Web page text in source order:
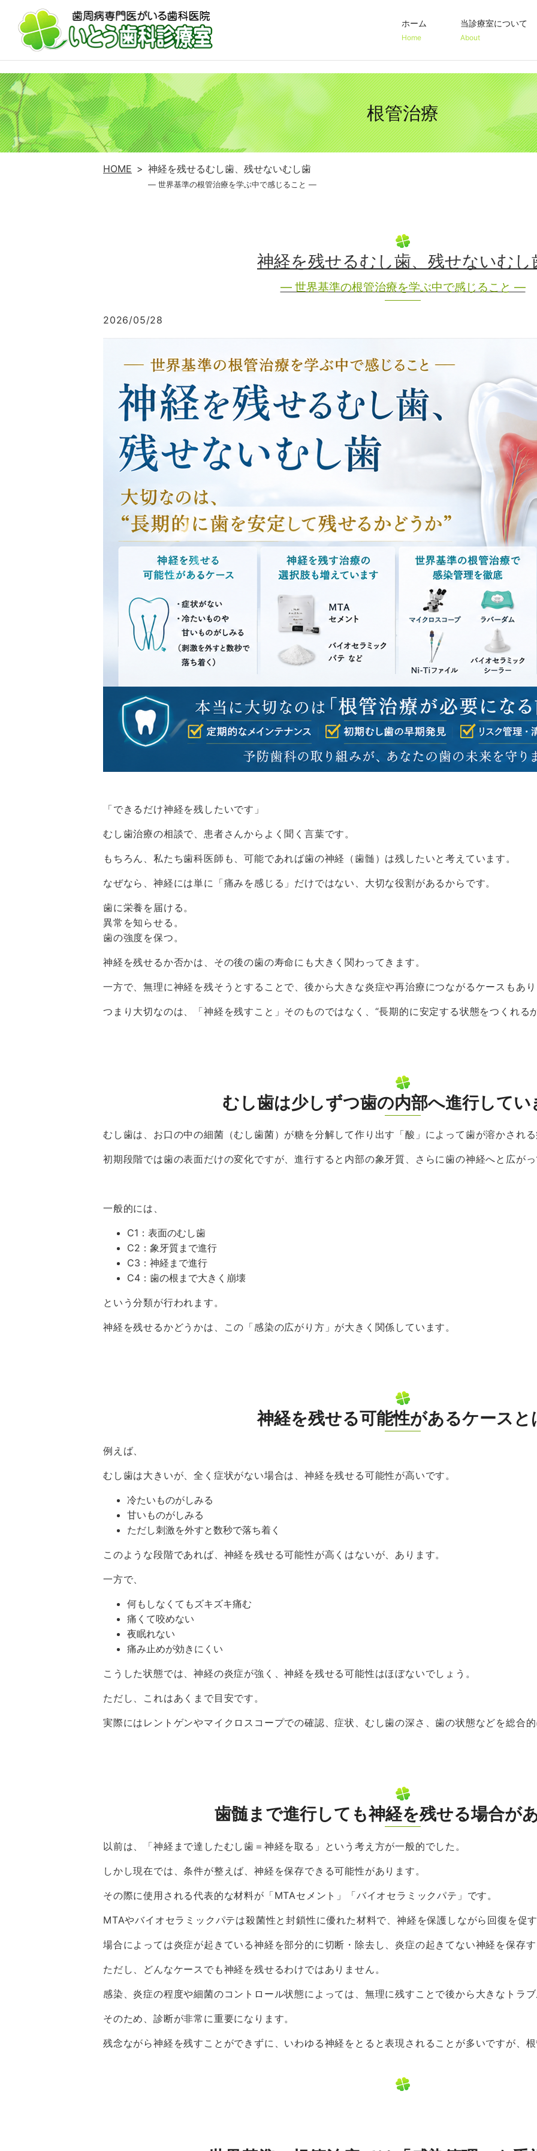
ホーム
Home
当診療室について
About
安心・安全の取
safety
医院案内
Clinic
当院の特徴
Cncept
治療方針
Treatment Policy
根管治療
HOME 神経を残せるむし歯、残せないむし歯
― 世界基準の根管治療を学ぶ中で感じること ―
神経を残せるむし歯、残せないむし
― 世界基準の根管治療を学ぶ中で感じること ―
2026/05/28
「できるだけ神経を残したいです」
むし歯治療の相談で、患者さんからよく聞く言葉です。
もちろん、私たち歯科医師も、可能であれば歯の神経（歯髄）は残したいと考えています。
なぜなら、神経には単に「痛みを感じる」だけではない、大切な役割があるからです。
歯に栄養を届ける。
異常を知らせる。
歯の強度を保つ。
神経を残せるか否かは、その後の歯の寿命にも大きく関わってきます。
一方で、無理に神経を残そうとすることで、後から大きな炎症や再治療につながるケースもあ
つまり大切なのは、「神経を残すこと」そのものではなく、 “長期的に安定する状態をつくれる
むし歯は少しずつ歯の内部へ進行してい
むし歯は、お口の中の細菌（むし歯菌）が糖を分解して作り出す「酸」によって歯が溶かされ
初期段階では歯の表面だけの変化ですが、進行すると内部の象牙質、さらに歯の神経へと広が
一般的には、
C1：表面のむし歯
C2：象牙質まで進行
C3：神経まで進行
C4：歯の根まで大きく崩壊
という分類が行われます。
神経を残せるかどうかは、この「感染の広がり方」が大きく関係しています。
神経を残せる可能性があるケースと
例えば、
むし歯は大きいが、全く症状がない場合は、神経を残せる可能性が高いです。
冷たいものがしみる
甘いものがしみる
ただし刺激を外すと数秒で落ち着く
このような段階であれば、神経を残せる可能性が高くはないが、あります。
一方で、
何もしなくてもズキズキ痛む
痛くて咬めない
夜眠れない
痛み止めが効きにくい
こうした状態では、神経の炎症が強く、神経を残せる可能性はほぼないでしょう。
ただし、これはあくまで目安です。
実際にはレントゲンやマイクロスコープでの確認、症状、むし歯の深さ、歯の状態などを総合
歯髄まで進行しても神経を残せる場合が
以前は、「神経まで達したむし歯＝神経を取る」という考え方が一般的でした。
しかし現在では、条件が整えば、神経を保存できる可能性があります。
その際に使用される代表的な材料が「MTAセメント」「バイオセラミックパテ」です。
MTAやバイオセラミックパテは殺菌性と封鎖性に優れた材料で、神経を保護しながら回復を促
場合によっては炎症が起きている神経を部分的に切断・除去し、炎症の起きてない神経を保存
ただし、どんなケースでも神経を残せるわけではありません。
感染、炎症の程度や細菌のコントロール状態によっては、無理に残すことで後から大きなトラ
そのため、診断が非常に重要になります。
残念ながら神経を残すことができずに、いわゆる神経をとると表現されることが多いですが、